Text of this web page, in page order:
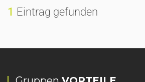
1 Eintrag gefunden